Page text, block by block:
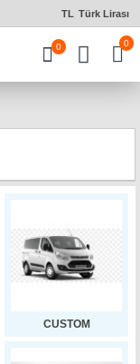
TL Türk Lirası
0 0
CUSTOM